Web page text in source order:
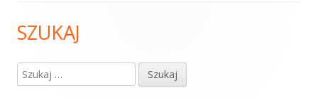
Główny
panel
SZUKAJ
Szukaj: